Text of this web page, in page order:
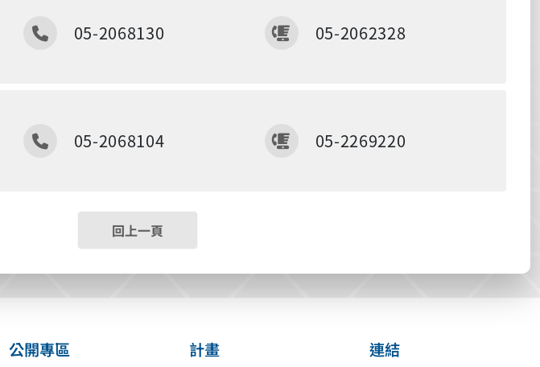
電話
05-2068130 傳真
05-2062328
電話
05-2068104 傳真
05-2269220
回上一頁
公開專區 計畫 連結